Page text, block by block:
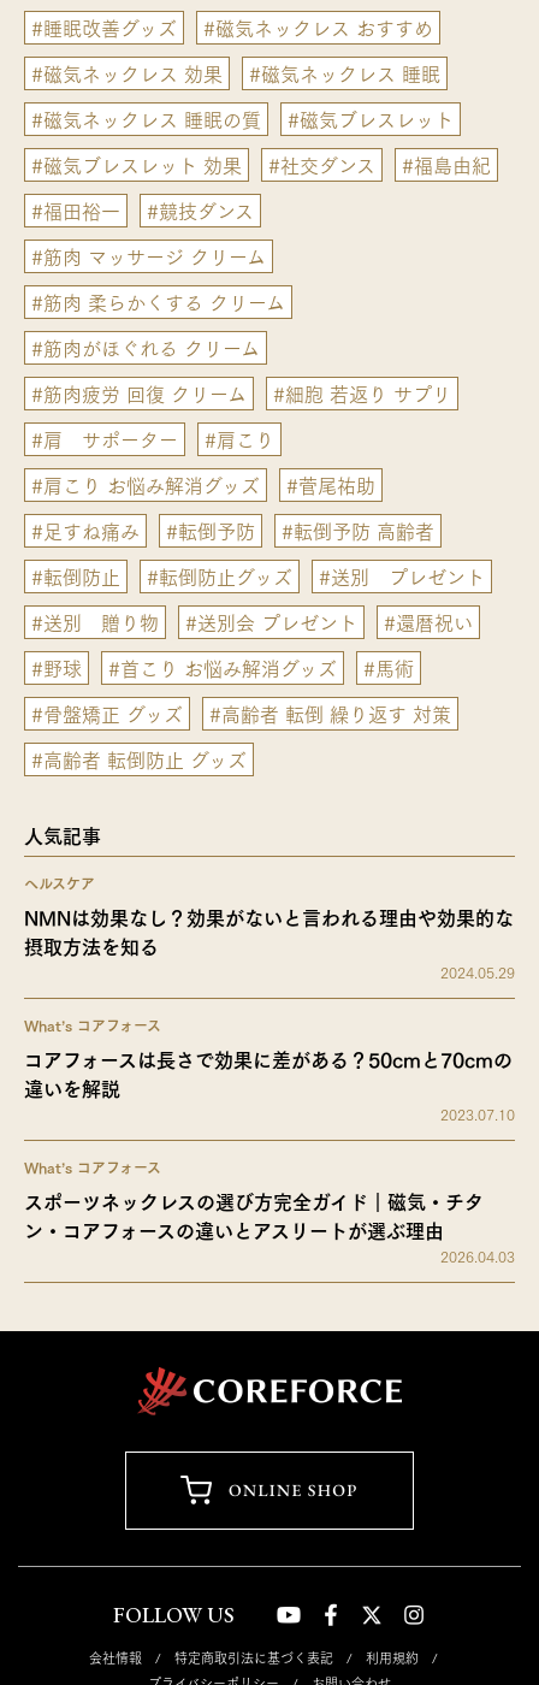
#睡眠改善グッズ
#磁気ネックレス おすすめ
#磁気ネックレス 効果
#磁気ネックレス 睡眠
#磁気ネックレス 睡眠の質
#磁気ブレスレット
#磁気ブレスレット 効果
#社交ダンス
#福島由紀
#福田裕一
#競技ダンス
#筋肉 マッサージ クリーム
#筋肉 柔らかくする クリーム
#筋肉がほぐれる クリーム
#筋肉疲労 回復 クリーム
#細胞 若返り サプリ
#肩 サポーター
#肩こり
#肩こり お悩み解消グッズ
#菅尾祐助
#足すね痛み
#転倒予防
#転倒予防 高齢者
#転倒防止
#転倒防止グッズ
#送別 プレゼント
#送別 贈り物
#送別会 プレゼント
#還暦祝い
#野球
#首こり お悩み解消グッズ
#馬術
#骨盤矯正 グッズ
#高齢者 転倒 繰り返す 対策
#高齢者 転倒防止 グッズ
人気記事
ヘルスケア
NMNは効果なし？効果がないと言われる理由や効果的な
摂取方法を知る
2024.05.29
What’s コアフォース
コアフォースは長さで効果に差がある？50cmと70cmの
違いを解説
2023.07.10
What’s コアフォース
スポーツネックレスの選び方完全ガイド｜磁気・チタ
ン・コアフォースの違いとアスリートが選ぶ理由
2026.04.03
会社情報 特定商取引法に基づく表記
利用規約
FOLLOW US